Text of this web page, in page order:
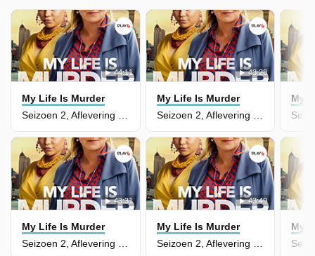
44:11
My Life Is Murder
Seizoen 2, Aflevering 4 - Look, Don't Touch
43:28
My Life Is Murder
Seizoen 2, Aflevering 3 - All That Glitters
43:31
My Life Is Murder
43:49
My Life Is Murder
My
My